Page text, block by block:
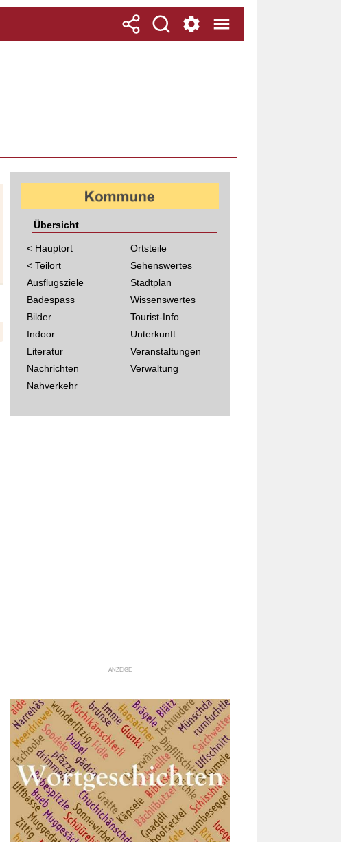
Übersicht
< Hauptort
< Teilort
Ausflugsziele
Badespass
Bilder
Indoor
Literatur
Nachrichten
Nahverkehr
Ortsteile
Sehenswertes
Stadtplan
Wissenswertes
Tourist-Info
Unterkunft
Veranstaltungen
Verwaltung
ANZEIGE